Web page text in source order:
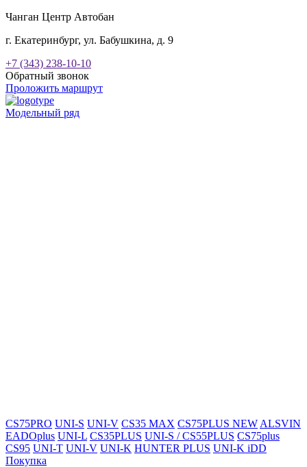
Чанган Центр Автобан
г. Екатеринбург, ул. Бабушкина, д. 9
+7 (343) 238-10-10
Обратный звонок
Проложить маршрут
Модельный ряд
CS75PRO UNI-S UNI-V CS35 MAX CS75PLUS NEW ALSVIN
EADOplus UNI-L CS35PLUS UNI-S / CS55PLUS CS75plus
CS95 UNI-T UNI-V UNI-K HUNTER PLUS UNI-K iDD
Покупка